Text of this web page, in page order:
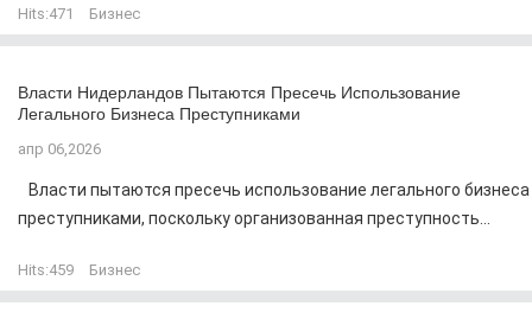
Hits:471 Бизнес
Власти Нидерландов Пытаются Пресечь Использование
Легального Бизнеса Преступниками
апр 06,2026
Власти пытаются пресечь использование легального бизнеса
преступниками, поскольку организованная преступность...
Hits:459 Бизнес